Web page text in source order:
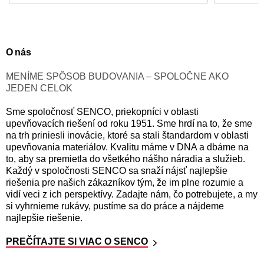
O nás
MENÍME SPÔSOB BUDOVANIA – SPOLOČNE AKO
JEDEN CELOK
Sme spoločnosť SENCO, priekopníci v oblasti
upevňovacích riešení od roku 1951. Sme hrdí na to, že sme
na trh priniesli inovácie, ktoré sa stali štandardom v oblasti
upevňovania materiálov. Kvalitu máme v DNA a dbáme na
to, aby sa premietla do všetkého nášho náradia a služieb.
Každý v spoločnosti SENCO sa snaží nájsť najlepšie
riešenia pre našich zákazníkov tým, že im plne rozumie a
vidí veci z ich perspektívy. Zadajte nám, čo potrebujete, a my
si vyhrnieme rukávy, pustíme sa do práce a nájdeme
najlepšie riešenie.
PREČÍTAJTE SI VIAC O SENCO